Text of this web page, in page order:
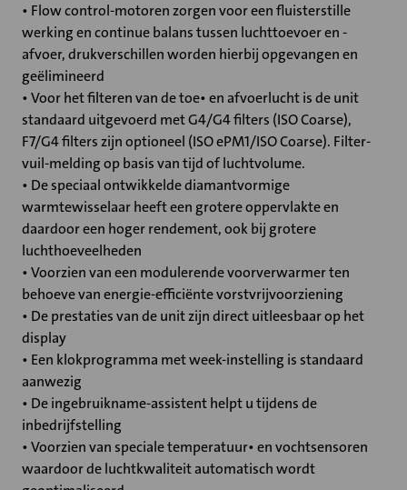
• Flow control-motoren zorgen voor een fluisterstille
werking en continue balans tussen luchttoevoer en -
afvoer, drukverschillen worden hierbij opgevangen en
geëlimineerd
• Voor het filteren van de toe• en afvoerlucht is de unit
standaard uitgevoerd met G4/G4 filters (ISO Coarse),
F7/G4 filters zijn optioneel (ISO ePM1/ISO Coarse). Filter-
vuil-melding op basis van tijd of luchtvolume.
• De speciaal ontwikkelde diamantvormige
warmtewisselaar heeft een grotere oppervlakte en
daardoor een hoger rendement, ook bij grotere
luchthoeveelheden
• Voorzien van een modulerende voorverwarmer ten
behoeve van energie-efficiënte vorstvrijvoorziening
• De prestaties van de unit zijn direct uitleesbaar op het
display
• Een klokprogramma met week-instelling is standaard
aanwezig
• De ingebruikname-assistent helpt u tijdens de
inbedrijfstelling
• Voorzien van speciale temperatuur• en vochtsensoren
waardoor de luchtkwaliteit automatisch wordt